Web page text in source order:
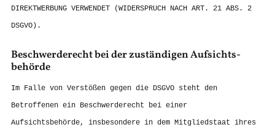
DIREKTWERBUNG VERWENDET (WIDERSPRUCH NACH ART. 21 ABS. 2
DSGVO).
Beschwerde­recht bei der zuständigen Aufsichts­
behörde
Im Falle von Verstößen gegen die DSGVO steht den
Betroffenen ein Beschwerderecht bei einer
Aufsichtsbehörde, insbesondere in dem Mitgliedstaat ihres